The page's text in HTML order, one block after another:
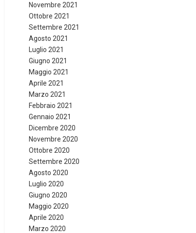
Novembre 2021
Ottobre 2021
Settembre 2021
Agosto 2021
Luglio 2021
Giugno 2021
Maggio 2021
Aprile 2021
Marzo 2021
Febbraio 2021
Gennaio 2021
Dicembre 2020
Novembre 2020
Ottobre 2020
Settembre 2020
Agosto 2020
Luglio 2020
Giugno 2020
Maggio 2020
Aprile 2020
Marzo 2020